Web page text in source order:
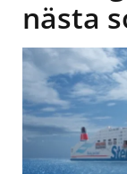
nästa